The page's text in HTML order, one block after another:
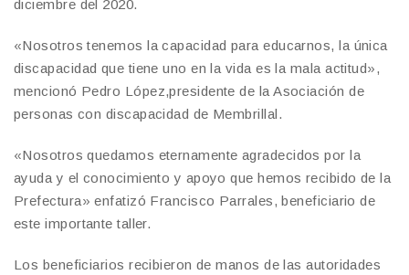
diciembre del 2020.
«Nosotros tenemos la capacidad para educarnos, la única
discapacidad que tiene uno en la vida es la mala actitud»,
mencionó Pedro López,presidente de la Asociación de
personas con discapacidad de Membrillal.
«Nosotros quedamos eternamente agradecidos por la
ayuda y el conocimiento y apoyo que hemos recibido de la
Prefectura» enfatizó Francisco Parrales, beneficiario de
este importante taller.
Los beneficiarios recibieron de manos de las autoridades